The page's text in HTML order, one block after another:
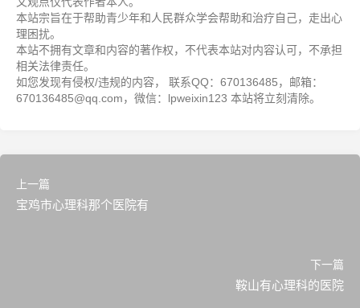
本站宗旨在于帮助青少年和人民群众学会帮助和治疗自己，走出心
理困扰。
本站不拥有文章和内容的著作权，不代表本站对内容认可，不承担
相关法律责任。
如您发现有侵权/违规的内容， 联系QQ：670136485，邮箱：
670136485@qq.com，微信：lpweixin123 本站将立刻清除。
上一篇
宝鸡市心理科那个医院有
下一篇
鞍山有心理科的医院